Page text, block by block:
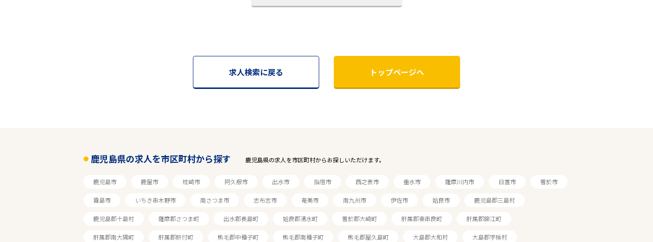
求人検索に戻る トップページへ
鹿児島県の求人を市区町村から探す 鹿児島県の求人を市区町村からお探しいただけます。
鹿児島市 鹿屋市 枕崎市 阿久根市 出水市 指宿市 西之表市 垂水市 薩摩川内市 日置市 曽於市
霧島市 いちき串木野市 南さつま市 志布志市 奄美市 南九州市 伊佐市 姶良市 鹿児島郡三島村
鹿児島郡十島村 薩摩郡さつま町 出水郡長島町 姶良郡湧水町 曽於郡大崎町 肝属郡東串良町 肝属郡錦江町
肝属郡南大隅町 肝属郡肝付町 熊毛郡中種子町 熊毛郡南種子町 熊毛郡屋久島町 大島郡大和村 大島郡宇検村